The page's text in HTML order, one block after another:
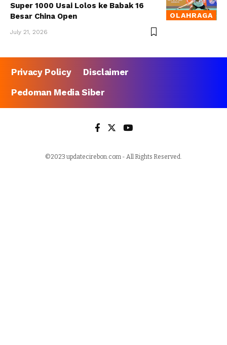
OLAHRAGA
Super 1000 Usai Lolos ke Babak 16
Besar China Open
July 21, 2026
Privacy Policy
Disclaimer
Pedoman Media Siber
©2023 updatecirebon.com - All Rights Reserved.